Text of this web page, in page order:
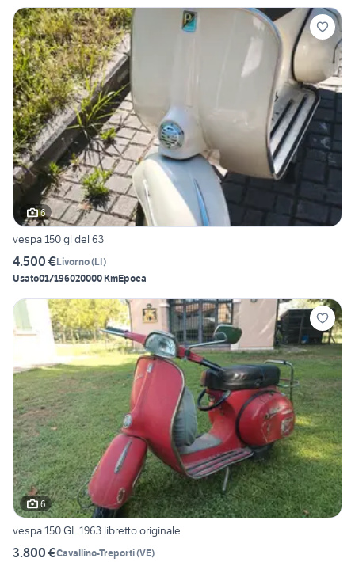
6
vespa 150 gl del 63
4.500 €Livorno(LI)
Usato01/196020000 KmEpoca
6
vespa 150 GL 1963 libretto originale
3.800 €Cavallino-Treporti(VE)